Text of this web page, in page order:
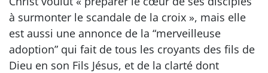
à surmonter le scandale de la croix », mais elle
est aussi une annonce de la “merveilleuse
adoption” qui fait de tous les croyants des fils de
Dieu en son Fils Jésus, et de la clarté dont